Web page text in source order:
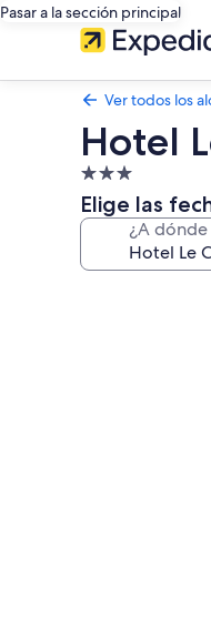
Pasar a la sección principal
Ver todos los
Hotel
Alojamiento
de
3.0 estrellas
Elige las
¿A dónde